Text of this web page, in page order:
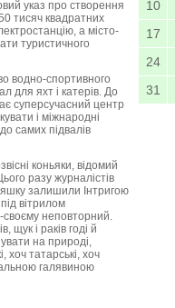
10
17
24
31
указ про створення
тисяч квадратних
а місто-
туристичного
водно-спортивного
для яхт і катерів. До
суперсучасний центр
і міжнародні
самих підвалів
коньяки, відомий
разу журналістів
залишили Інтригою
вітрилом
своєму неповторний.
і раків годі й
на природі,
хоч татарські, хоч
галявиною